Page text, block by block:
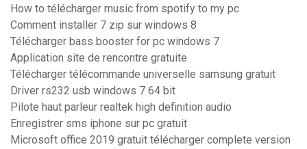
How to télécharger music from spotify to my pc
Comment installer 7 zip sur windows 8
Télécharger bass booster for pc windows 7
Application site de rencontre gratuite
Télécharger télécommande universelle samsung gratuit
Driver rs232 usb windows 7 64 bit
Pilote haut parleur realtek high definition audio
Enregistrer sms iphone sur pc gratuit
Microsoft office 2019 gratuit télécharger complete version